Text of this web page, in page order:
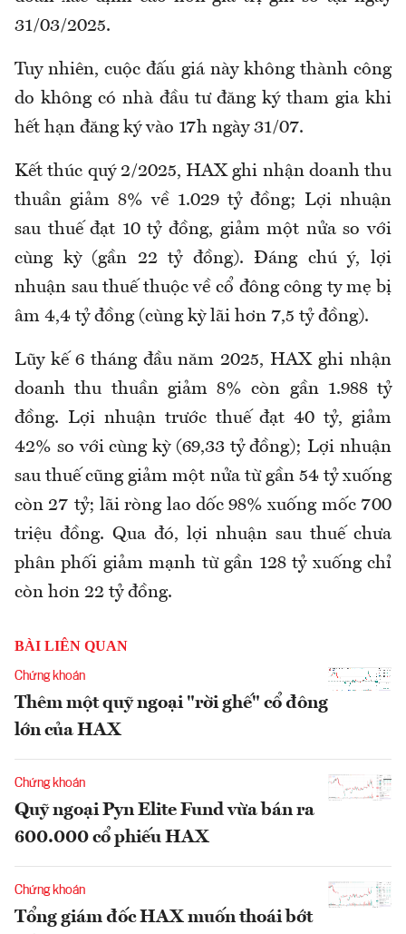
31/03/2025.
Tuy nhiên, cuộc đấu giá này không thành công
do không có nhà đầu tư đăng ký tham gia khi
hết hạn đăng ký vào 17h ngày 31/07.
Kết thúc quý 2/2025, HAX ghi nhận doanh thu
thuần giảm 8% về 1.029 tỷ đồng; Lợi nhuận
sau thuế đạt 10 tỷ đồng, giảm một nửa so với
cùng kỳ (gần 22 tỷ đồng). Đáng chú ý, lợi
nhuận sau thuế thuộc về cổ đông công ty mẹ bị
âm 4,4 tỷ đồng (cùng kỳ lãi hơn 7,5 tỷ đồng).
Lũy kế 6 tháng đầu năm 2025, HAX ghi nhận
doanh thu thuần giảm 8% còn gần 1.988 tỷ
đồng. Lợi nhuận trước thuế đạt 40 tỷ, giảm
42% so với cùng kỳ (69,33 tỷ đồng); Lợi nhuận
sau thuế cũng giảm một nửa từ gần 54 tỷ xuống
còn 27 tỷ; lãi ròng lao dốc 98% xuống mốc 700
triệu đồng. Qua đó, lợi nhuận sau thuế chưa
phân phối giảm mạnh từ gần 128 tỷ xuống chỉ
còn hơn 22 tỷ đồng.
BÀI LIÊN QUAN
Chứng khoán
Thêm một quỹ ngoại "rời ghế" cổ đông
lớn của HAX
Chứng khoán
Quỹ ngoại Pyn Elite Fund vừa bán ra
600.000 cổ phiếu HAX
Chứng khoán
Tổng giám đốc HAX muốn thoái bớt